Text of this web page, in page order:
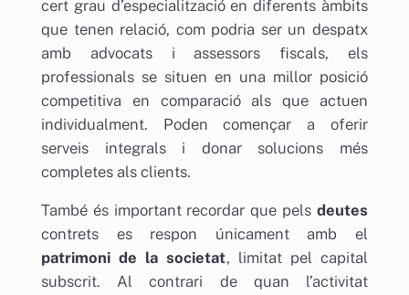
cert grau d’especialització en diferents àmbits
que tenen relació, com podria ser un despatx
amb advocats i assessors fiscals, els
professionals se situen en una millor posició
competitiva en comparació als que actuen
individualment. Poden començar a oferir
serveis integrals i donar solucions més
completes als clients.
També és important recordar que pelsdeutes
contrets es respon únicament amb el
patrimoni de la societat, limitat pel capital
subscrit. Al contrari de quan l’activitat